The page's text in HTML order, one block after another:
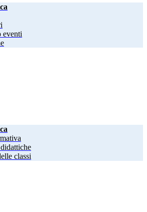
eventi
classi